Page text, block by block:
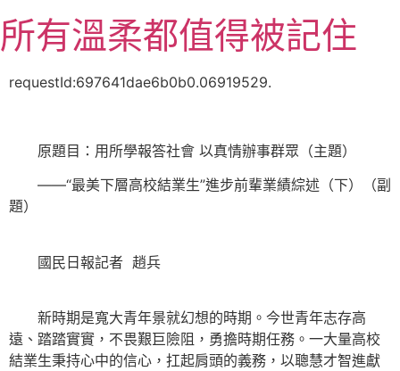
至
主所有溫柔都值得被記住
requestId:697641dae6b0b0.06919529.
原題目：用所學報答社會 以真情辦事群眾（主題）
——“最美下層高校結業生”進步前輩業績綜述（下）（副
題）
國民日報記者 趙兵
新時期是寬大青年景就幻想的時期。今世青年志存高
遠、踏踏實實，不畏艱巨險阻，勇擔時期任務。一大量高校
結業生秉持心中的信心，扛起肩頭的義務，以聰慧才智進獻